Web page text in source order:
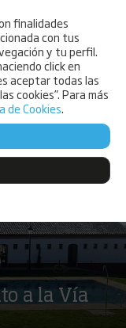
finalidades
con tus
y tu perfil.
click en
aceptar todas las
cookies”. Para más
de Cookies.
a la Vía